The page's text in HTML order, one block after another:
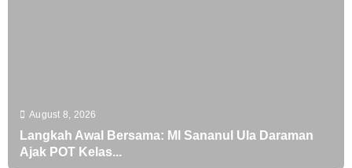
August 8, 2026
Langkah Awal Bersama: MI Sananul Ula Daraman
Ajak POT Kelas...